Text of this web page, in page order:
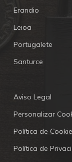
Erandio
Leioa
Portugalete
Santurce
Aviso Legal
Personalizar
Política de
Política de